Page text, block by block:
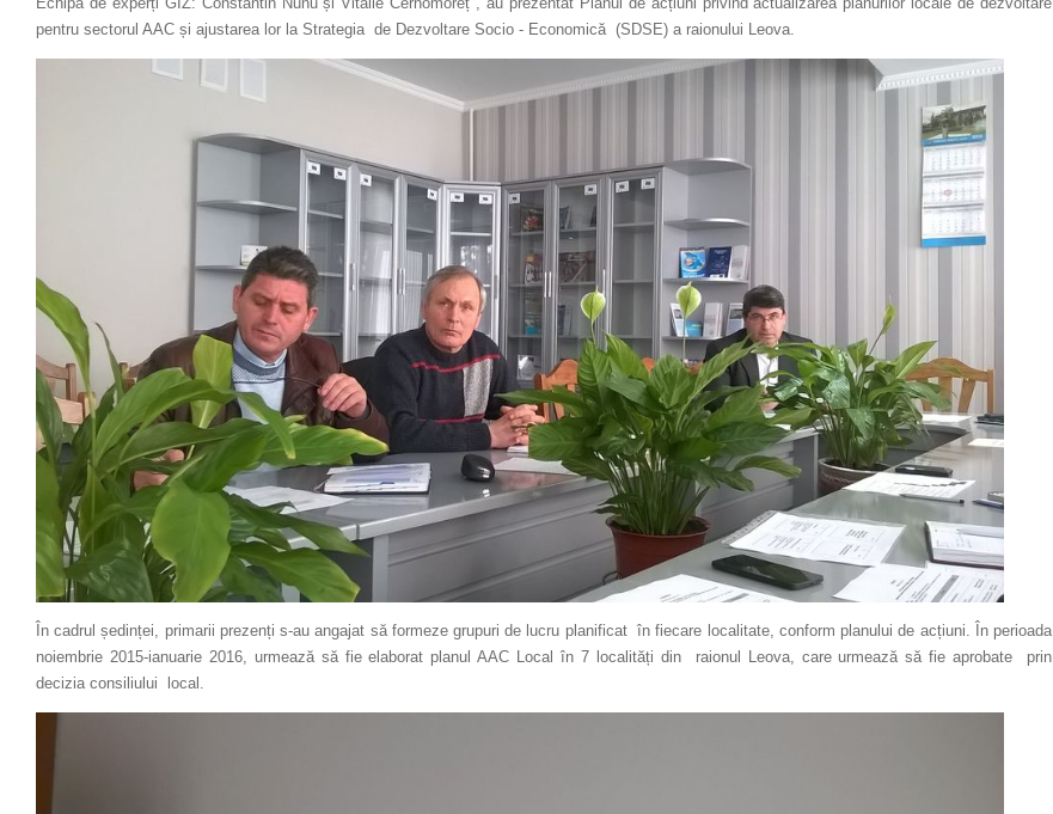
pentru sectorul AAC și ajustarea lor la Strategia de Dezvoltare Socio - Economică (SDSE) a raionului Leova.
În cadrul ședinței, primarii prezenți s-au angajat să formeze grupuri de lucru planificat în fiecare localitate, conform planului de acțiuni. În perioada
noiembrie 2015-ianuarie 2016, urmează să fie elaborat planul AAC Local în 7 localități din raionul Leova, care urmează să fie aprobate prin
decizia consiliului local.